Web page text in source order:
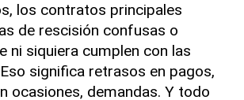
los contratos principales
de rescisión confusas o
ni siquiera cumplen con las
significa retrasos en pagos,
ocasiones, demandas. Y todo